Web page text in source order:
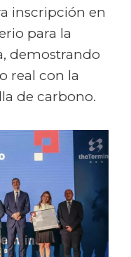
inscripción en
para la
demostrando
real con la
de carbono.